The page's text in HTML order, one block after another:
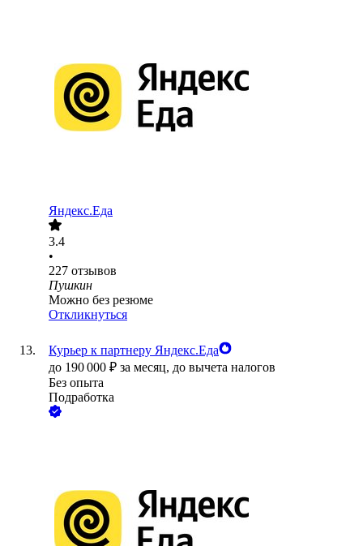
Яндекс.Еда
3.4
•
227 отзывов
Пушкин
Можно без резюме
Откликнуться
Курьер к партнеру Яндекс.Еда
до 190 000 ₽ за месяц, до вычета налогов
Без опыта
Подработка